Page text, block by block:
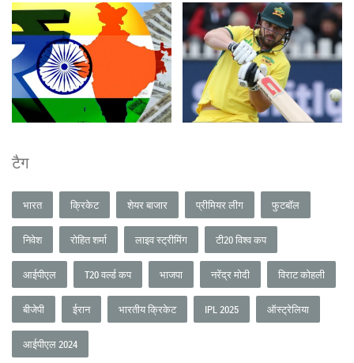
टैग
भारत क्रिकेट शेयर बाजार प्रीमियर लीग फुटबॉल
निवेश रोहित शर्मा लाइव स्ट्रीमिंग टी20 विश्व कप
आईपीएल T20 वर्ल्ड कप भाजपा नरेंद्र मोदी विराट कोहली
बीजेपी ईरान भारतीय क्रिकेट IPL 2025 ऑस्ट्रेलिया
आईपीएल 2024